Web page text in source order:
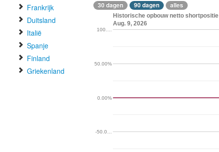
Frankrijk
Duitsland
Italië
Spanje
Finland
Griekenland
30 dagen 90 dagen alles
Historische opbouw netto
Aug. 9, 2026
-50.0…
0.00%
50.00%
100.…